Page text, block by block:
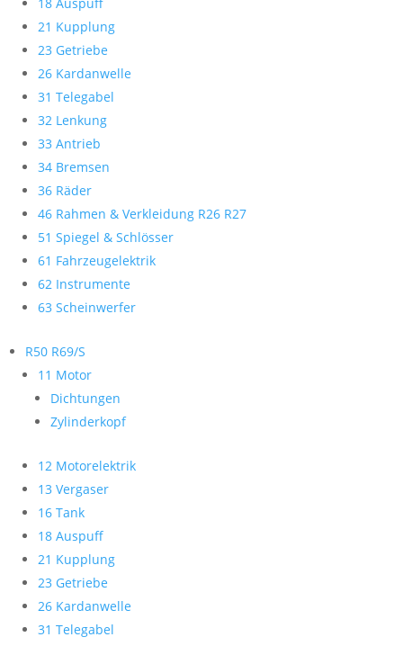
21 Kupplung
23 Getriebe
26 Kardanwelle
31 Telegabel
32 Lenkung
33 Antrieb
34 Bremsen
36 Räder
46 Rahmen & Verkleidung R26 R27
51 Spiegel & Schlösser
61 Fahrzeugelektrik
62 Instrumente
63 Scheinwerfer
R50 R69/S
11 Motor
Dichtungen
Zylinderkopf
12 Motorelektrik
13 Vergaser
16 Tank
18 Auspuff
21 Kupplung
23 Getriebe
26 Kardanwelle
31 Telegabel